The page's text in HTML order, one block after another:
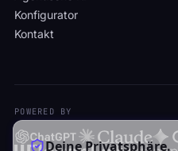
Konfigurator
Kontakt
POWERED BY
Deine Privatsphäre.